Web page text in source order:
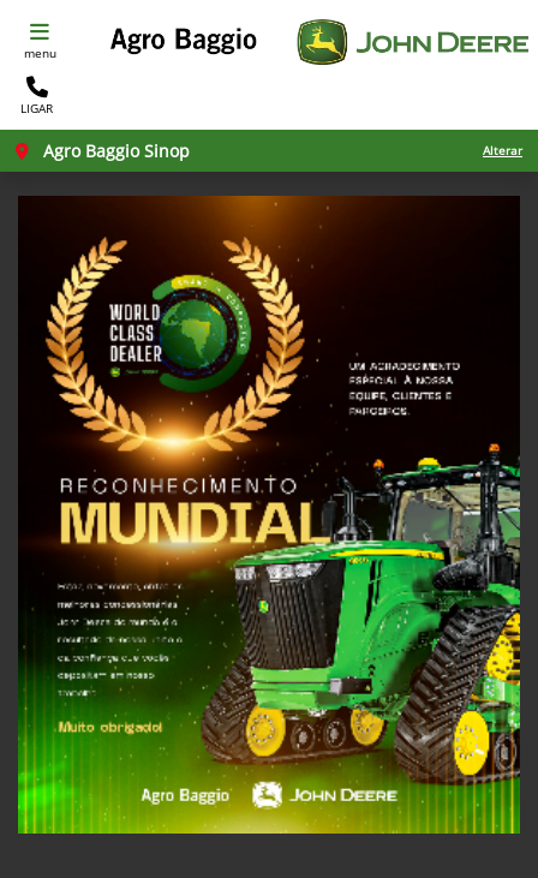
menu
LIGAR
Agro Baggio Sinop Alterar